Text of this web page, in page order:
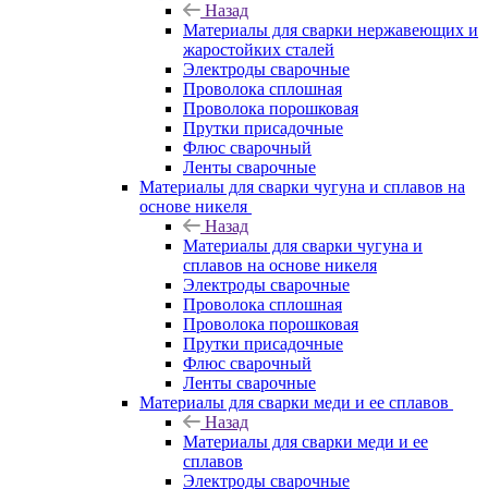
Назад
Материалы для сварки нержавеющих и
жаростойких сталей
Электроды сварочные
Проволока сплошная
Проволока порошковая
Прутки присадочные
Флюс сварочный
Ленты сварочные
Материалы для сварки чугуна и сплавов на
основе никеля
Назад
Материалы для сварки чугуна и
сплавов на основе никеля
Электроды сварочные
Проволока сплошная
Проволока порошковая
Прутки присадочные
Флюс сварочный
Ленты сварочные
Материалы для сварки меди и ее сплавов
Назад
Материалы для сварки меди и ее
сплавов
Электроды сварочные